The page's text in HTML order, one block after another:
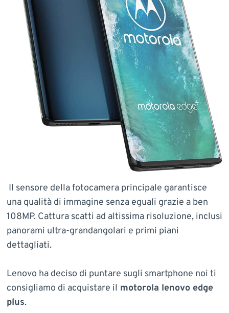
Il sensore della fotocamera principale garantisce
una qualità di immagine senza eguali grazie a ben
108MP. Cattura scatti ad altissima risoluzione, inclusi
panorami ultra-grandangolari e primi piani
dettagliati.
Lenovo ha deciso di puntare sugli smartphone noi ti
consigliamo di acquistare il motorola lenovo edge
plus.